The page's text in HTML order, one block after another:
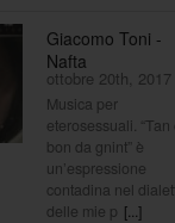
Giacomo Toni -
Nafta
ottobre 20th, 2017
Musica per
eterosessuali. “Tan
bon da gnint” è
un’espressione
contadina nel
delle mie p [...]